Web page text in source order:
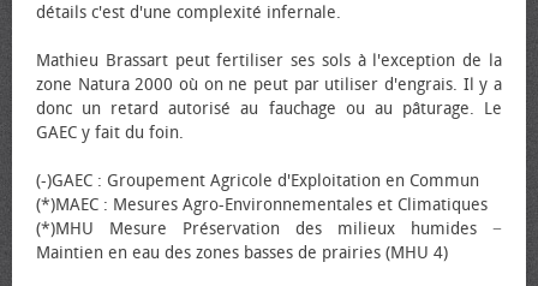
détails c'est d'une complexité infernale.
Mathieu Brassart peut fertiliser ses sols à l'exception de la
zone Natura 2000 où on ne peut par utiliser d'engrais. Il y a
donc un retard autorisé au fauchage ou au pâturage. Le
GAEC y fait du foin.
(-)GAEC : Groupement Agricole d'Exploitation en Commun
(*)MAEC : Mesures Agro-Environnementales et Climatiques
(*)MHU Mesure Préservation des milieux humides −
Maintien en eau des zones basses de prairies (MHU 4)